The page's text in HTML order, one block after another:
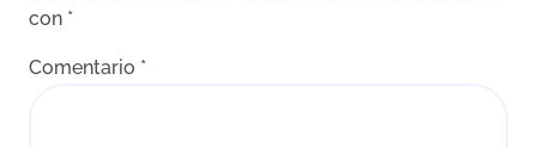
con *
Comentario *